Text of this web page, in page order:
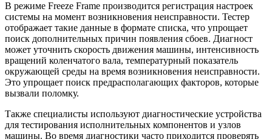
В режиме Freeze Frame производится регистрация настроек
системы на момент возникновения неисправности. Тестер
отображает такие данные в формате списка, что упрощает
поиск дополнительных причин появления сбоев. Диагност
может уточнить скорость движения машины, интенсивность
вращений коленчатого вала, температурный показатель
окружающей среды на время возникновения неисправности.
Это упрощает поиск предрасполагающих факторов, которые
вызвали поломку.
Также специалисты используют диагностические устройства
для тестирования исполнительных компонентов и узлов
машины. Во время диагностики часто приходится проверять